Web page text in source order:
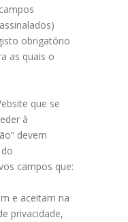
obrigatório
as quais o
que se
à
devem
campos que:
e aceitam na
privacidade,